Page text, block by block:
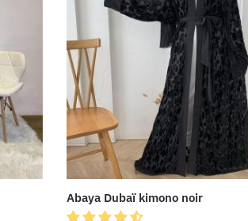
Abaya Dubaï kimono noir